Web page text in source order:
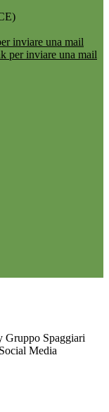
inviare una mail
per inviare una mail
Gruppo Spaggiari
Media